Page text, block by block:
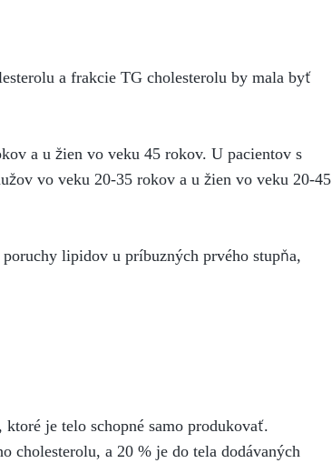
a frakcie TG cholesterolu by mala byť
a u žien vo veku 45 rokov. U pacientov s
vo veku 20-35 rokov a u žien vo veku 20-45
lipidov u príbuzných prvého stupňa,
je telo schopné samo produkovať.
cholesterolu, a 20 % je do tela dodávaných